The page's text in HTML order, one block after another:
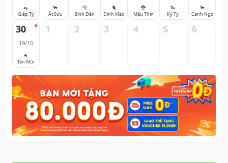
🐀
Giáp Tý
🐂
Ất Sửu
🐅
Bính Dần
🐈
Đinh Mão
🐉
Mậu Thìn
🐍
Kỷ Tỵ
🐎
Canh Ngọ
30
19/10
🐐
Tân Mùi
1 2 3 4 5 6